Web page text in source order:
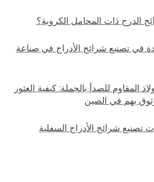
الدرج ذات المحامل الكروية؟
في تصنيع شرائح الأدراج في صناعة
المقاوم للصدأ بالجملة: كيفية العثور
بهم في الصين
تصنيع شرائح الأدراج السفلية